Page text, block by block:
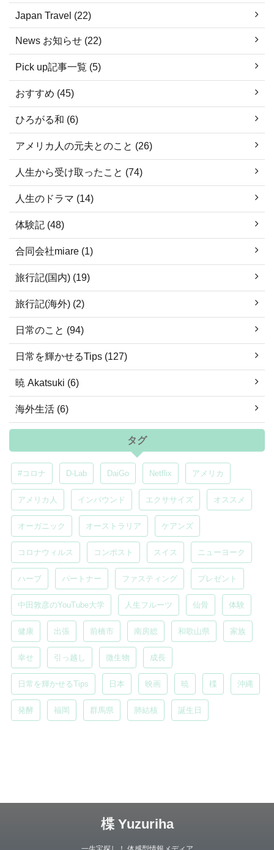
Japan Travel (22)
News お知らせ (22)
Pick up記事一覧 (5)
おすすめ (45)
ひろがる和 (6)
アメリカ人の元夫とのこと (26)
人生から受け取ったこと (74)
人生のドラマ (14)
体験記 (48)
合同会社miare (1)
旅行記(国内) (19)
旅行記(海外) (2)
日常のこと (94)
日常を輝かせるTips (127)
暁 Akatsuki (6)
海外生活 (6)
タグ
#コロナ D-Lab DaiGo Netflix アメリカ
アメリカ人 インバウンド エクササイズ オススメ
オーガニック オーストラリア ケアンズ
コロナウィルス コンポスト スイス ニューヨーク
ハーブ パートナー ファスティング プレゼント
中田敦彦のYouTube大学 人生フルーツ 仙骨 体験
健康 出張 前橋市 南房総 和歌山県 家族
幸せ 引っ越し 微生物 成長
日常を輝かせるTips 日本 映画 暁 楪 沖縄
発酵 福岡 群馬県 肺結核 誕生日
楪 Yuzuriha